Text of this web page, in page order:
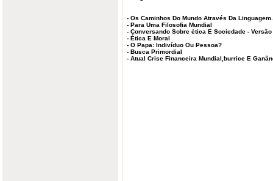
- Os Caminhos Do Mundo Através Da Linguagem.
- Para Uma Filosofia Mundial
- Conversando Sobre ética E Sociedade - Versão
- Ética E Moral
- O Papa: Indivíduo Ou Pessoa?
- Busca Primordial
- Atual Crise Financeira Mundial,burrice E